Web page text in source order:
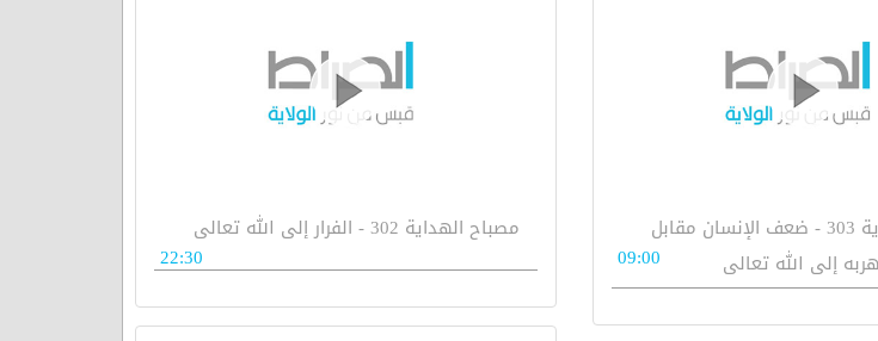
مصباح الهداية 303 - ضعف الإنسان مقابل
إلى الله تعالى
09:00
مصباح الهداية 302 - الفرار إلى الله تعالى
22:30